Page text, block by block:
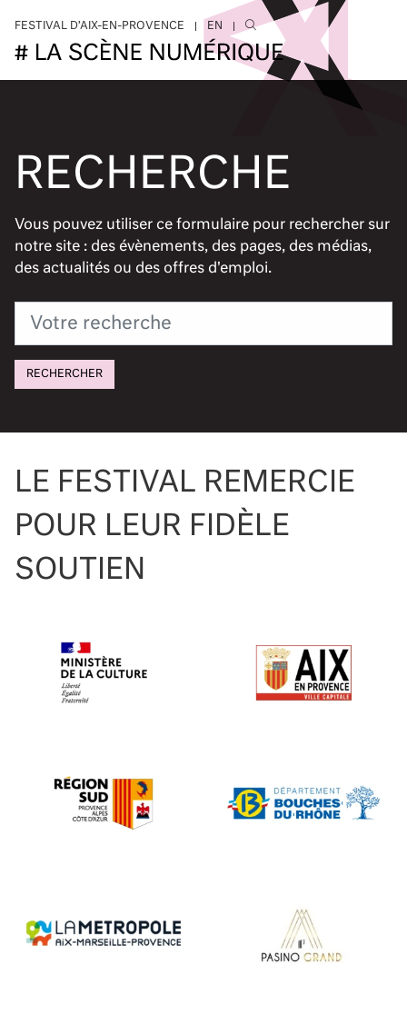
FESTIVAL D’AIX-EN-PROVENCE EN
RECHERCHE
Vous pouvez utiliser ce formulaire pour rechercher sur
notre site : des évènements, des pages, des médias,
des actualités ou des offres d'emploi.
LE FESTIVAL REMERCIE
POUR LEUR FIDÈLE
SOUTIEN